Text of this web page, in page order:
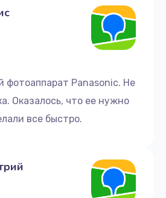
фотоаппарат Panasonic. Не
Оказалось, что ее нужно
все быстро.